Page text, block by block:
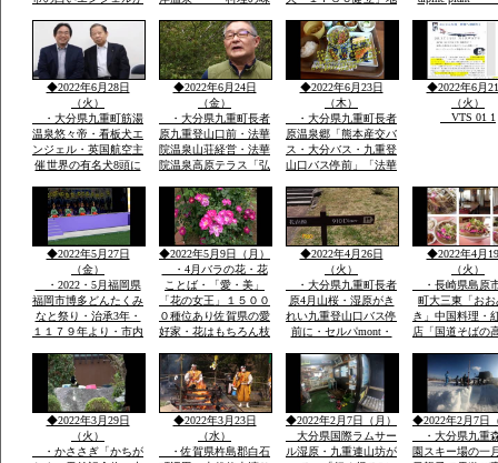
天サイト全国版選定」
今度は世界の8頭に選
定されました英国航空
から
高」・ムツゴロウ・た
いらぎ「貝柱」竹崎カ
ニは追加で1杯￥３０
００円ぐらい・温泉は
温度が
しい水の要件に適合・
地区はもちろん町内外
から水汲みが絶えませ
ん
nature
◆2022年6月28日
（火）
・大分県九重町筋湯
温泉悠々帝・看板犬エ
ンジェル・英国航空主
催世界の有名犬8頭に
国航空より日本政府観
光局ロンドン事務所か
ら連絡日本一は楽天サ
イトで2回日本一選定
英文そのまま提示
◆2022年6月24日
（金）
・大分県九重町長者
原九重登山口前・法華
院温泉山荘経営・法華
院温泉高原テラス「弘
素泊まり￥７０００円
温泉￥５００レストラ
ンあり・
https://chinanews.jp
公式
◆2022年6月23日
（木）
・大分県九重町長者
原温泉郷「熊本産交バ
ス・大分バス・九重登
山口バス停前」「法華
プ・・法華院山荘高原
テラス「」一泊￥７０
００「素泊まりok]・
自家温泉￥５００・食
事１０００円から
◆2022年6月
（火）
VTS 01 1
◆2022年5月27日
（金）
・2022・5月福岡県
福岡市博多どんたくみ
なと祭り・治承3年・
１１７９年より・市内
けられ「松ばやし」を
起源として市民のお祭
り
◆2022年5月9日（月）
・4月バラの花・花
ことば・「愛・美」
「花の女王」１５００
０種位あり佐賀県の愛
好家・花はもちろん枝
と葉も花もつやあり
◆2022年4月26日
（火）
・大分県九重町長者
原4月山桜・湿原がき
れい九重登山口バス停
前に・セルパmont・
法華院温泉高原テラス
食堂「９１０・・くじ
ゅうdiner]で九重夢ポ
ークで食事
◆2022年4月
（火）
・長崎県島原
町大三東「おお
き」中国料理・
店「国道そばの
中国風のお店・
袋の本格的な中
有名店で大学通
がら修業
◆2022年3月29日
（火）
・かささぎ「かちが
◆2022年3月23日
（水）
・佐賀県杵島郡白石
◆2022年2月7日（月）
大分県国際ラムサー
ル湿原・九重連山坊が
◆2022年2月7日
・大分県九重
園スキー場の一